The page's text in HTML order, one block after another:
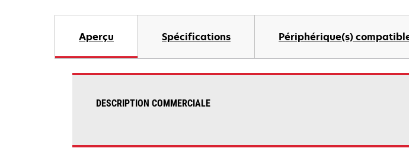
Aperçu Spécifications Périphérique(s)
DESCRIPTION COMMERCIALE